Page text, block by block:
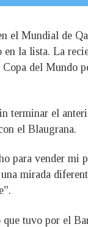
el Mundial de
la lista. La
del Mundo
terminar el
el Blaugrana.
para vender mi
mirada
tuvo por el